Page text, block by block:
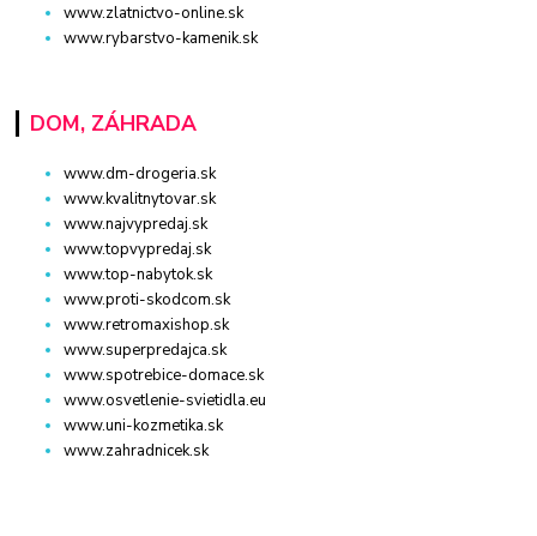
www.zlatnictvo-online.sk
www.rybarstvo-kamenik.sk
DOM, ZÁHRADA
www.dm-drogeria.sk
www.kvalitnytovar.sk
www.najvypredaj.sk
www.topvypredaj.sk
www.top-nabytok.sk
www.proti-skodcom.sk
www.retromaxishop.sk
www.superpredajca.sk
www.spotrebice-domace.sk
www.osvetlenie-svietidla.eu
www.uni-kozmetika.sk
www.zahradnicek.sk